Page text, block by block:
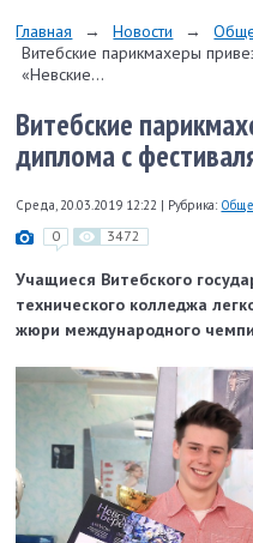
Главная → Новости →
Витебские парикмахеры
«Невские...
Витебские
диплома с
Среда, 20.03.2019 12:22 | Рубрика:
0 3472
Учащиеся Витебского
технического колледжа
жюри международного